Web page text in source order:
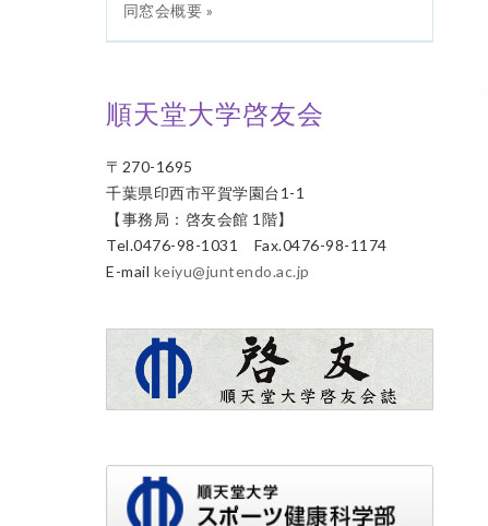
同窓会概要 »
順天堂大学啓友会
〒270-1695
千葉県印西市平賀学園台1-1
【事務局：啓友会館 1階】
Tel.0476-98-1031 Fax.0476-98-1174
E-mail keiyu@juntendo.ac.jp